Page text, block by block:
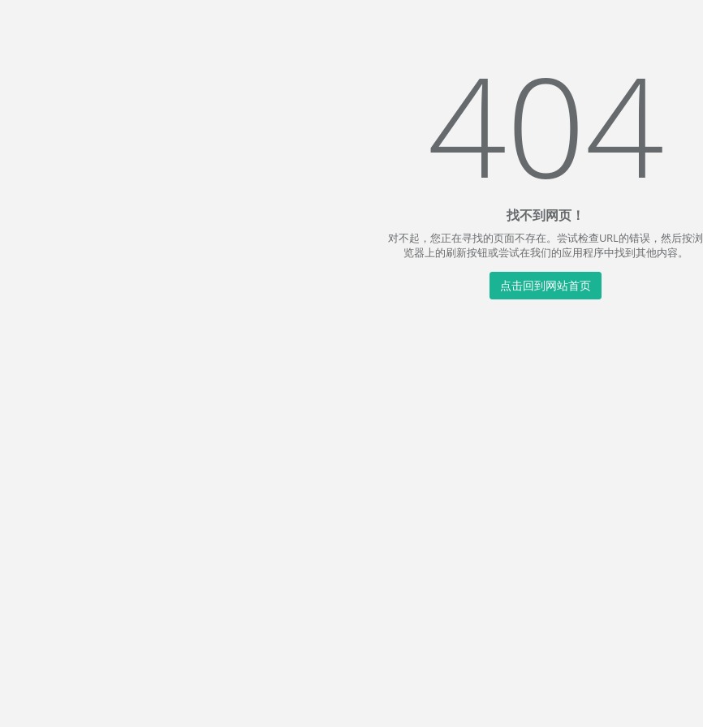
404
找不到网页！
对不起，您正在寻找的页面不存在。尝试检查URL的错误，然后按浏
览器上的刷新按钮或尝试在我们的应用程序中找到其他内容。
点击回到网站首页